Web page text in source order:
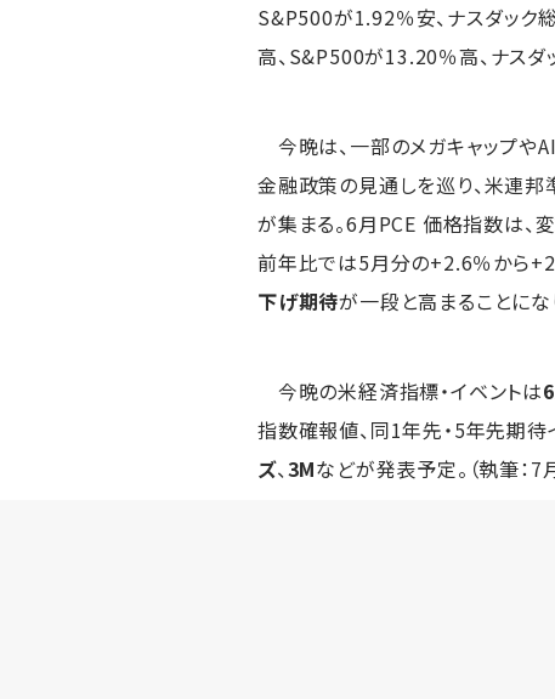
S&P500が1.92％安、ナスダック
高、S&P500が13.20％高、ナス
今晩は、一部のメガキャップや
金融政策の見通しを巡り、米連邦
が集まる。6月PCE 価格指数は
前年比では5月分の+2.6％から
下げ期待が一段と高まることにな
今晩の米経済指標・イベントは
指数確報値、同1年先・5年先期待
ズ、3Mなどが発表予定。（執筆：7